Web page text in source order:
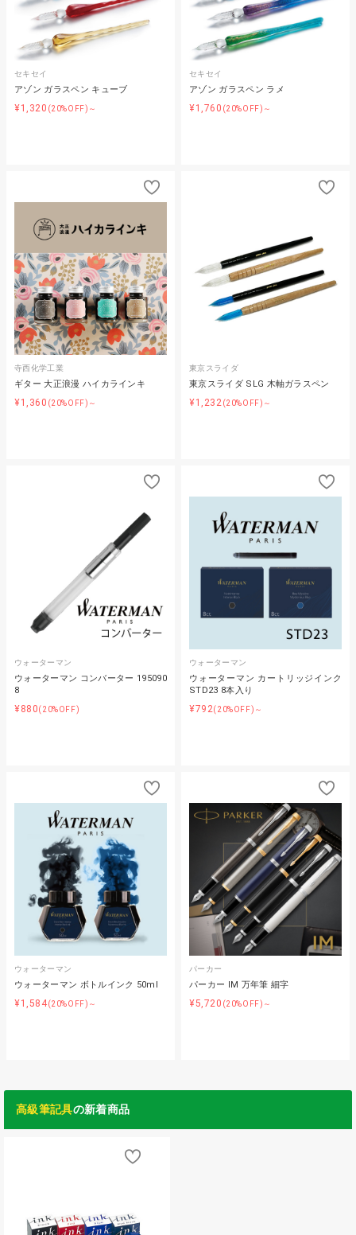
セキセイ
アゾン ガラスペン キューブ
¥1,320 (20%OFF)～
セキセイ
アゾン ガラスペン ラメ
¥1,760 (20%OFF)～
寺西化学工業
ギター 大正浪漫 ハイカラインキ
¥1,360 (20%OFF)～
東京スライダ
東京スライダ SLG 木軸ガラスペン
¥1,232 (20%OFF)～
ウォーターマン
ウォーターマン コンバーター 195090
8
¥880(20%OFF)
ウォーターマン
ウォーターマン カートリッジインク
STD23 8本入り
¥792(20%OFF)～
ウォーターマン
ウォーターマン ボトルインク 50ml
¥1,584(20%OFF)～
パーカー
パーカー IM 万年筆 細字
¥5,720 (20%OFF)～
高級筆記具の新着商品